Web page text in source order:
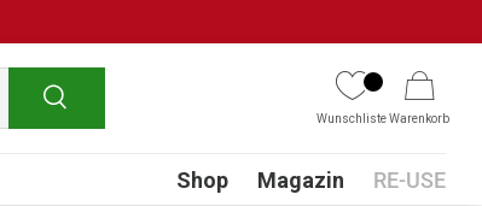
Suchen
WunschlisteWarenkorb
Submenu
Shop Magazin RE-USE